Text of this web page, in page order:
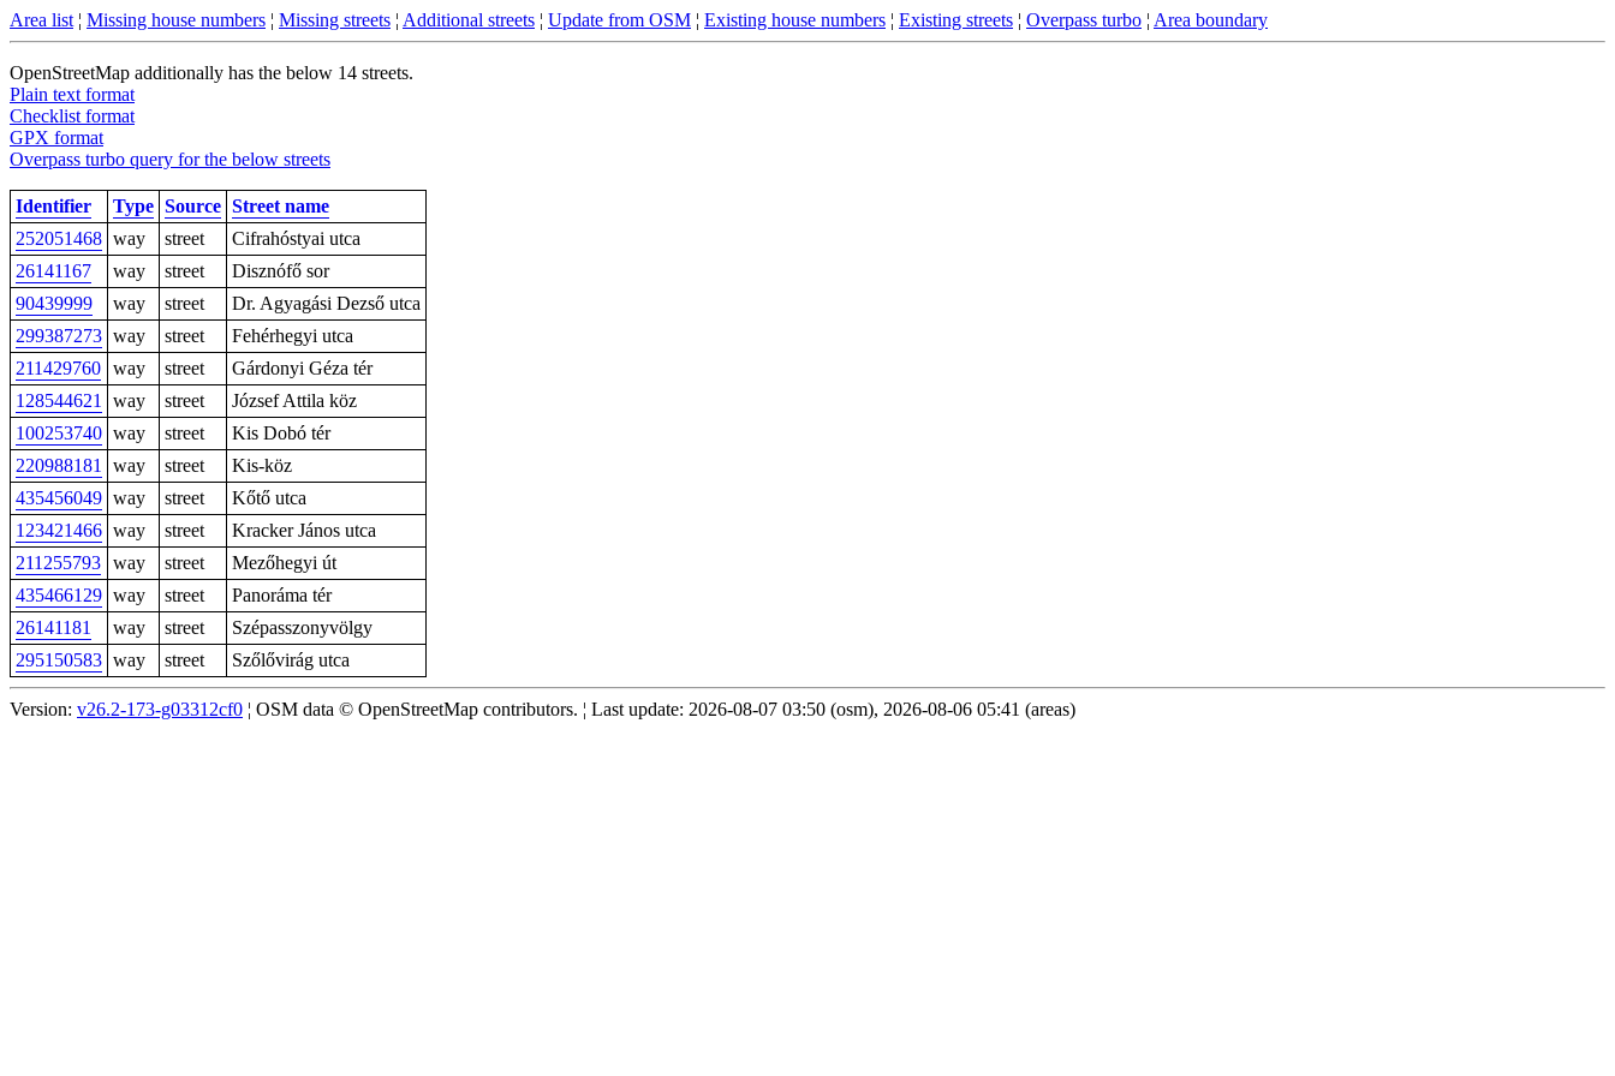
Area list ¦ Missing house numbers ¦ Missing streets ¦ Additional streets ¦ Update from OSM ¦ Existing house numbers ¦ Existing streets ¦ Overpass turbo ¦ Area boundary
OpenStreetMap additionally has the below 14 streets.
Plain text format
Checklist format
GPX format
Overpass turbo query for the below streets
Identifier Type Source Street name
252051468 way street
Cifrahóstyai utca
26141167
way street
Disznófő sor
90439999
way street
Dr. Agyagási Dezső utca
299387273 way street
Fehérhegyi utca
211429760 way street
Gárdonyi Géza tér
128544621
way street
József Attila köz
100253740 way street
Kis Dobó tér
220988181
way street
Kis-köz
435456049 way street
Kőtő utca
123421466 way street
Kracker János utca
211255793 way street
Mezőhegyi út
435466129 way street
Panoráma tér
26141181
way street
Szépasszonyvölgy
295150583 way street Szőlővirág utca
Version: v26.2-173-g03312cf0 ¦ OSM data © OpenStreetMap contributors. ¦ Last update: 2026-08-07 03:50 (osm), 2026-08-06 05:41 (areas)